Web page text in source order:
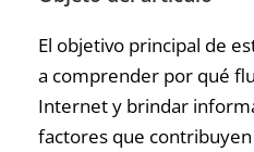
El objetivo principal de
a comprender por qué
Internet y brindar
factores que